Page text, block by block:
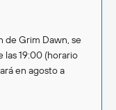
de Grim Dawn, se
las 19:00 (horario
en agosto a